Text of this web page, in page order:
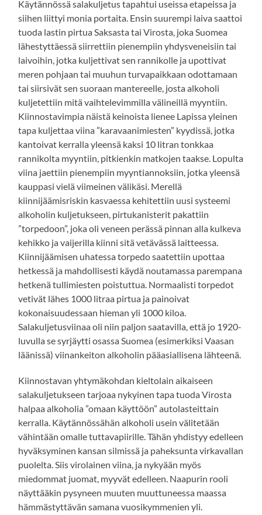
Käytännössä salakuljetus tapahtui useissa etapeissa ja
siihen liittyi monia portaita. Ensin suurempi laiva saattoi
tuoda lastin pirtua Saksasta tai Virosta, joka Suomea
lähestyttäessä siirrettiin pienempiin yhdysveneisiin tai
laivoihin, jotka kuljettivat sen rannikolle ja upottivat
meren pohjaan tai muuhun turvapaikkaan odottamaan
tai siirsivät sen suoraan mantereelle, josta alkoholi
kuljetettiin mitä vaihtelevimmilla välineillä myyntiin.
Kiinnostavimpia näistä keinoista lienee Lapissa yleinen
tapa kuljettaa viina ”karavaanimiesten” kyydissä, jotka
kantoivat kerralla yleensä kaksi 10 litran tonkkaa
rannikolta myyntiin, pitkienkin matkojen taakse. Lopulta
viina jaettiin pienempiin myyntiannoksiin, jotka yleensä
kauppasi vielä viimeinen välikäsi. Merellä
kiinnijäämisriskin kasvaessa kehitettiin uusi systeemi
alkoholin kuljetukseen, pirtukanisterit pakattiin
”torpedoon”, joka oli veneen perässä pinnan alla kulkeva
kehikko ja vaijerilla kiinni sitä vetävässä laitteessa.
Kiinnijäämisen uhatessa torpedo saatettiin upottaa
hetkessä ja mahdollisesti käydä noutamassa parempana
hetkenä tullimiesten poistuttua. Normaalisti torpedot
vetivät lähes 1000 litraa pirtua ja painoivat
kokonaisuudessaan hieman yli 1000 kiloa.
Salakuljetusviinaa oli niin paljon saatavilla, että jo 1920-
luvulla se syrjäytti osassa Suomea (esimerkiksi Vaasan
läänissä) viinankeiton alkoholin pääasiallisena lähteenä.
Kiinnostavan yhtymäkohdan kieltolain aikaiseen
salakuljetukseen tarjoaa nykyinen tapa tuoda Virosta
halpaa alkoholia ”omaan käyttöön” autolasteittain
kerralla. Käytännössähän alkoholi usein välitetään
vähintään omalle tuttavapiirille. Tähän yhdistyy edelleen
hyväksyminen kansan silmissä ja paheksunta virkavallan
puolelta. Siis virolainen viina, ja nykyään myös
miedommat juomat, myyvät edelleen. Naapurin rooli
näyttääkin pysyneen muuten muuttuneessa maassa
hämmästyttävän samana vuosikymmenien yli.